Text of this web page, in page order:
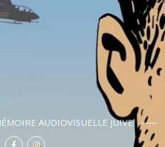
AUDIOVISUELLE JUIVE